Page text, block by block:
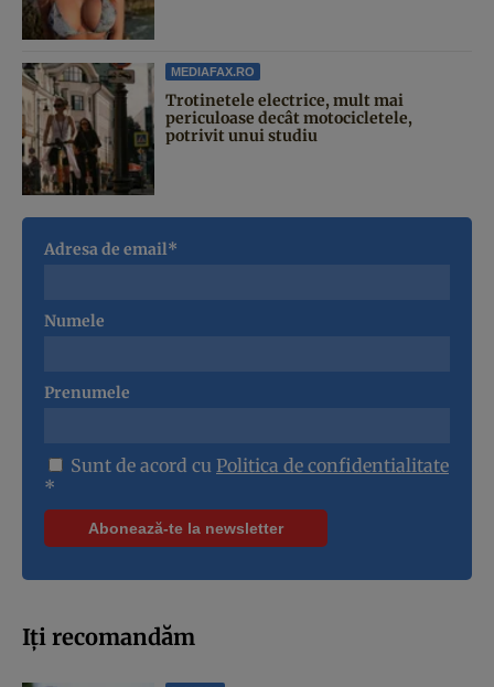
MEDIAFAX.RO
Trotinetele electrice, mult mai
periculoase decât motocicletele,
potrivit unui studiu
Adresa de email*
Numele
Prenumele
Sunt de acord cu Politica de confidentialitate
*
Iți recomandăm